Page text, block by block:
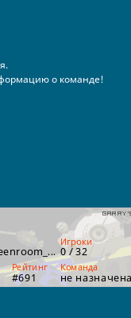
о команде!